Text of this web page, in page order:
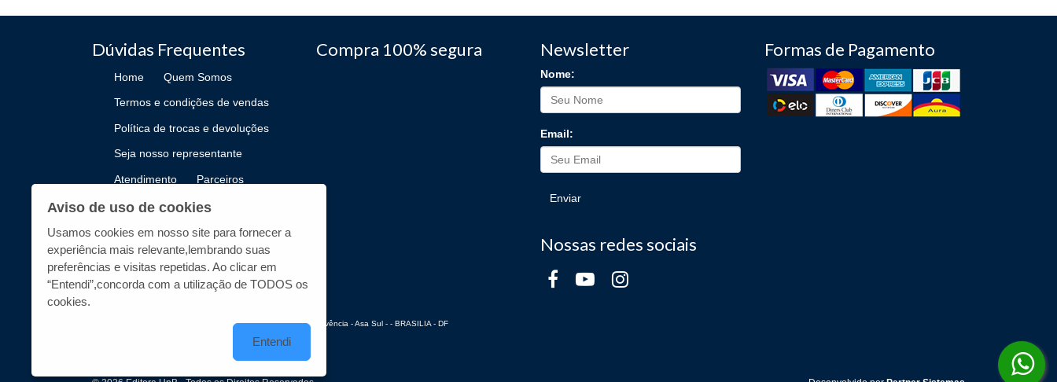
Dúvidas Frequentes
Home Quem Somos
Termos e condições de vendas
Política de trocas e devoluções
Seja nosso representante
Atendimento Parceiros
Como Publicar
Compra 100% segura Newsletter
Nome:
Email:
Enviar
Nossas redes sociais
Formas de Pagamento
Editora UnB - CNPJ n° 00.038.174/0019-72 - UnB, Centro de Vivência - Asa Sul - - BRASILIA - DF
Aviso de uso de cookies
Usamos cookies em nosso site para fornecer a
experiência mais relevante,lembrando suas
preferências e visitas repetidas. Ao clicar em
“Entendi”,concorda com a utilização de TODOS os
cookies.
Entendi